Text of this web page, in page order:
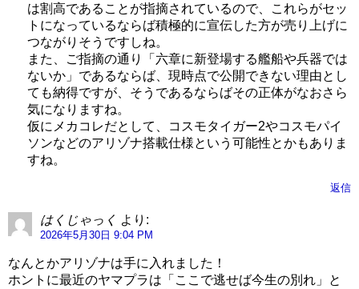
は割高であることが指摘されているので、これらがセッ
トになっているならば積極的に宣伝した方が売り上げに
つながりそうですしね。
また、ご指摘の通り「六章に新登場する艦船や兵器では
ないか」であるならば、現時点で公開できない理由とし
ても納得ですが、そうであるならばその正体がなおさら
気になりますね。
仮にメカコレだとして、コスモタイガー2やコスモパイ
ソンなどのアリゾナ搭載仕様という可能性とかもありま
すね。
返信
はくじゃっく より:
2026年5月30日 9:04 PM
なんとかアリゾナは手に入れました！
ホントに最近のヤマプラは「ここで逃せば今生の別れ」と